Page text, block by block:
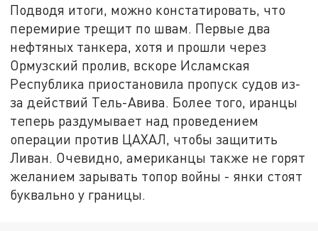
Подводя итоги, можно констатировать, что
перемирие трещит по швам. Первые два
нефтяных танкера, хотя и прошли через
Ормузский пролив, вскоре Исламская
Республика приостановила пропуск судов из-
за действий Тель-Авива. Более того, иранцы
теперь раздумывает над проведением
операции против ЦАХАЛ, чтобы защитить
Ливан. Очевидно, американцы также не горят
желанием зарывать топор войны - янки стоят
буквально у границы.